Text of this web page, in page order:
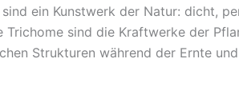
ein Kunstwerk der Natur: dicht,
sind die Kraftwerke der
Strukturen während der Ernte